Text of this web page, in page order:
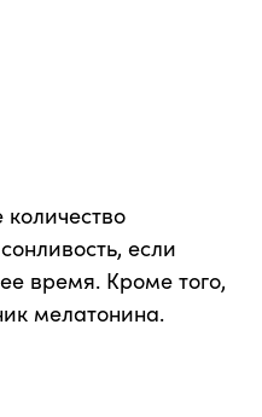
если
время. Кроме того,
мелатонина.